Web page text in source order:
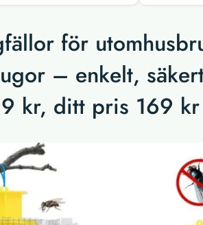
för
– enkelt,
kr, ditt pris 169 kr